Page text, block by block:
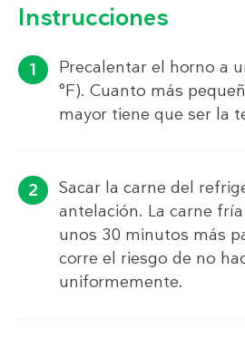
Instrucciones
Precalentar el horno a
°F). Cuanto más
mayor tiene que ser la
Sacar la carne del
antelación. La carne
unos 30 minutos más
corre el riesgo de no
uniformemente.